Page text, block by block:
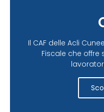
Il CAF delle Acli
Fiscale che offre